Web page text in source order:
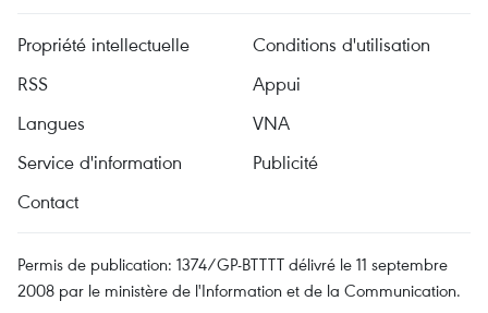
Propriété intellectuelle
Conditions d'utilisation
RSS
Appui
Langues
VNA
Service d'information
Publicité
Contact
Permis de publication: 1374/GP-BTTTT délivré le 11 septembre
2008 par le ministère de l'Information et de la Communication.